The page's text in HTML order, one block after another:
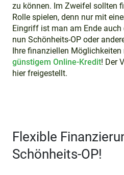
zu können. Im Zweifel sollten
Rolle spielen, denn nur mit
Eingriff ist man am Ende
nun Schönheits-OP oder
Ihre finanziellen Möglichkeiten
günstigem Online-Kredit! Der
hier freigestellt.
Flexible
Schönheits-OP!